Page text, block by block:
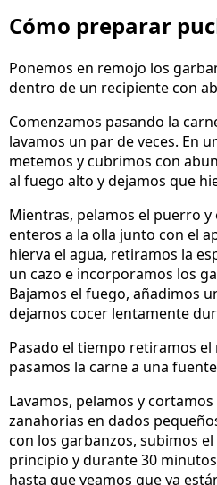
Cómo preparar
Ponemos en remojo los
dentro de un recipiente con
Comenzamos pasando la
lavamos un par de veces. En
metemos y cubrimos con
al fuego alto y dejamos que
Mientras, pelamos el puerro
enteros a la olla junto con el
hierva el agua, retiramos la
un cazo e incorporamos los
Bajamos el fuego, añadimos
dejamos cocer lentamente
Pasado el tiempo retiramos
pasamos la carne a una
Lavamos, pelamos y
zanahorias en dados
con los garbanzos, subimos
principio y durante 30
hasta que veamos que ya